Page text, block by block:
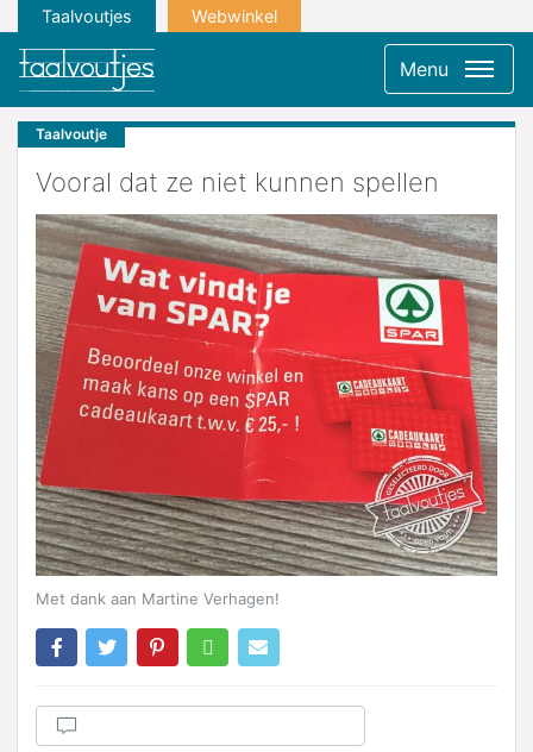
Taalvoutjes Webwinkel
Menu
Taalvoutje
Vooral dat ze niet kunnen spellen
Met dank aan Martine Verhagen!